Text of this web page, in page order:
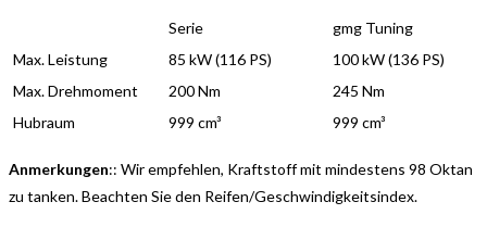
Serie
gmg Tuning
Max. Leistung
85 kW (116 PS)
100 kW (136 PS)
Max. Drehmoment
200 Nm
245 Nm
Hubraum
999 cm³ 999 cm³
Anmerkungen:: Wir empfehlen, Kraftstoff mit mindestens 98 Oktan
zu tanken. Beachten Sie den Reifen/Geschwindigkeitsindex.